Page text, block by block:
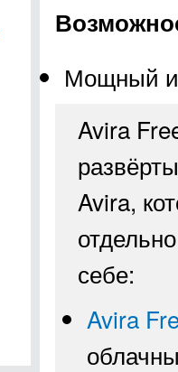
Мощный
Avira
Avira,
себе:
Avira